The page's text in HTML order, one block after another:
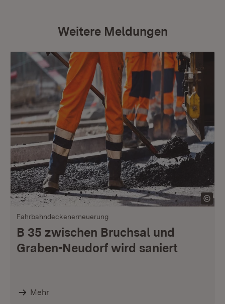
Weitere Meldungen
Fahrbahndeckenerneuerung
B 35 zwischen Bruchsal und
Graben-Neudorf wird saniert
Mehr